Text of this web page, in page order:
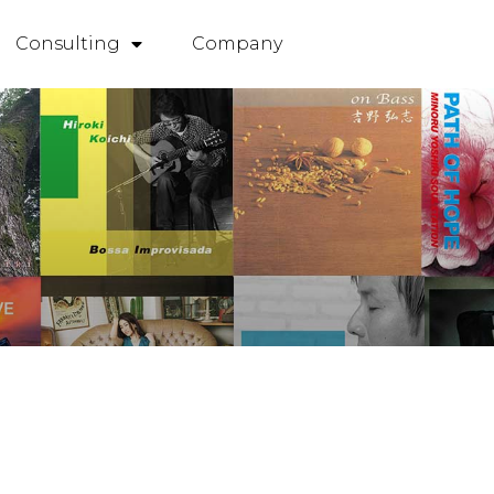
Consulting Company